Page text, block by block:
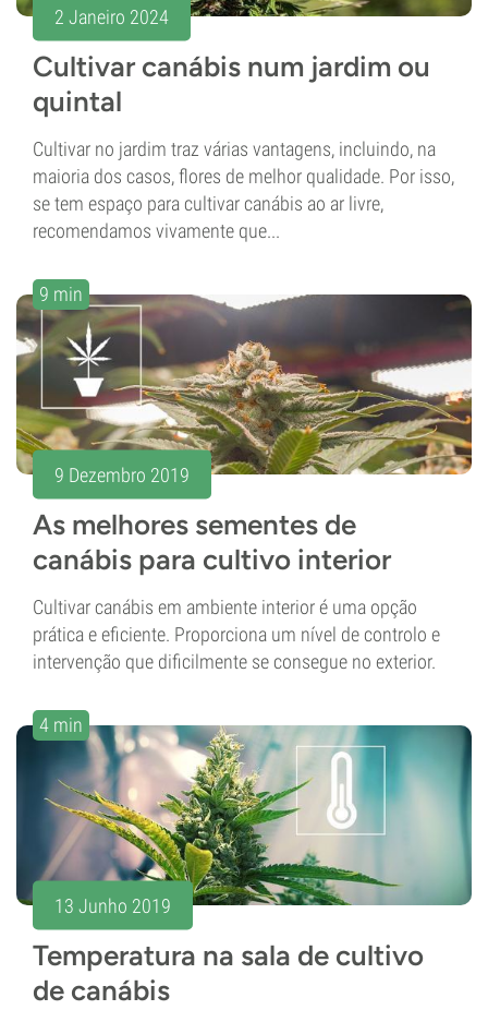
2 Janeiro 2024
Cultivar canábis num jardim ou
quintal
Cultivar no jardim traz várias vantagens, incluindo, na
maioria dos casos, flores de melhor qualidade. Por isso,
se tem espaço para cultivar canábis ao ar livre,
recomendamos vivamente que...
9 min
9 Dezembro 2019
As melhores sementes de
canábis para cultivo interior
Cultivar canábis em ambiente interior é uma opção
prática e eficiente. Proporciona um nível de controlo e
intervenção que dificilmente se consegue no exterior.
4 min
13 Junho 2019
Temperatura na sala de cultivo
de canábis